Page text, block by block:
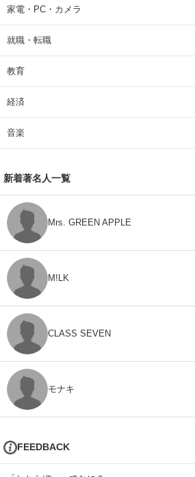
家電・PC・カメラ
就職・転職
教育
経済
音楽
新着著名人一覧
Mrs. GREEN APPLE
M!LK
CLASS SEVEN
モナキ
FEEDBACK